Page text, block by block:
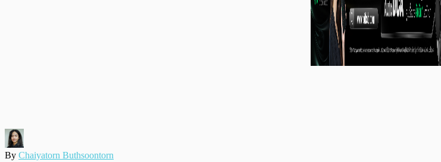
By Chaiyatorn Buthsoontorn